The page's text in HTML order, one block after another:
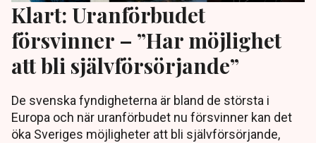
Klart: Uranförbudet
försvinner – ”Har möjlighet
att bli självförsörjande”
De svenska fyndigheterna är bland de största i
Europa och när uranförbudet nu försvinner kan det
öka Sveriges möjligheter att bli självförsörjande,